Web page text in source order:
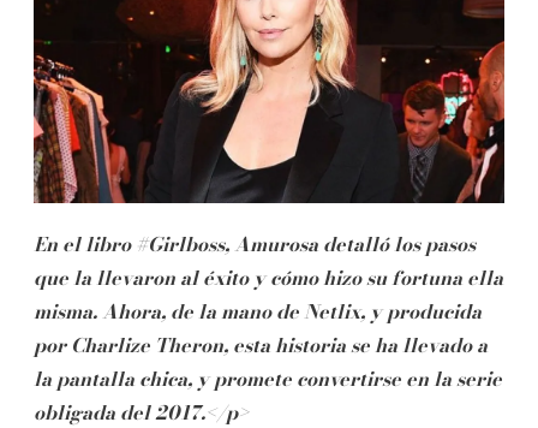
En el libro #Girlboss, Amurosa detalló los pasos
que la llevaron al éxito y cómo hizo su fortuna ella
misma. Ahora, de la mano de Netlix, y producida
por Charlize Theron, esta historia se ha llevado a
la pantalla chica, y promete convertirse en la serie
obligada del 2017.</p>